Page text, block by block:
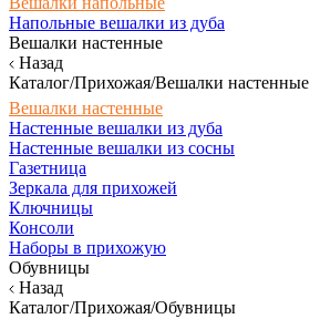
Напольные вешалки из дуба
Вешалки настенные
Назад
Каталог/Прихожая/Вешалки настенные
Вешалки настенные
Настенные вешалки из дуба
Настенные вешалки из сосны
Газетница
Зеркала для прихожей
Ключницы
Консоли
Наборы в прихожую
Обувницы
Назад
Каталог/Прихожая/Обувницы